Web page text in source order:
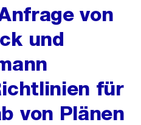
von
und
für
von Plänen